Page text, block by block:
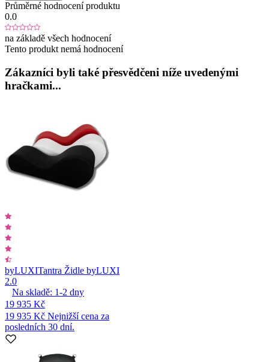
Průměrné hodnocení produktu
0.0
na základě všech hodnocení
Tento produkt nemá hodnocení
Zákazníci byli také přesvědčeni níže uvedenými
hračkami...
byLUXITantra Židle byLUXI
2.0
Na skladě: 1-2 dny
19 935 Kč
19 935 Kč Nejnižší cena za
posledních 30 dní.